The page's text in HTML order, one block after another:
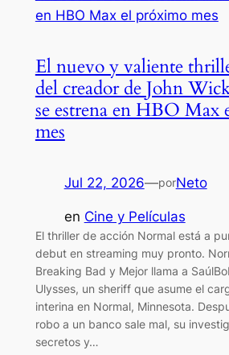
El nuevo y valiente
del creador de John
se estrena en HBO Max
mes
Jul 22, 2026—porNeto
en Cine y Películas
El thriller de acción Normal está a
debut en streaming muy pronto.
Breaking Bad y Mejor llama a
Ulysses, un sheriff que asume el
interina en Normal, Minnesota.
robo a un banco sale mal, su
secretos y…